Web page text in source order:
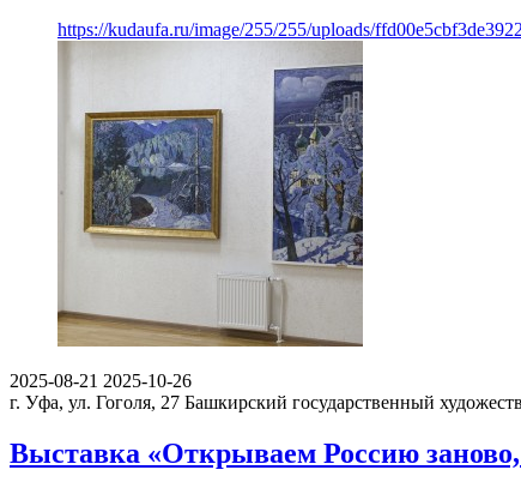
https://kudaufa.ru/image/255/255/uploads/
2025-08-21 2025-10-26
г. Уфа, ул. Гоголя, 27 Башкирский государственный
Выставка «Открываем Россию заново,